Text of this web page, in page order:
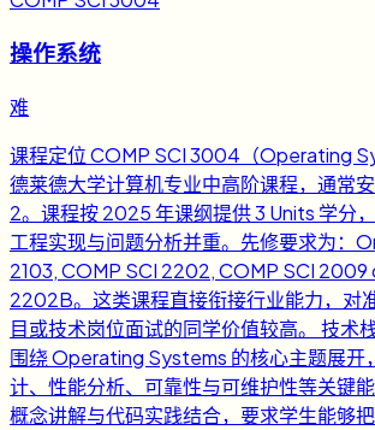
操作系统
难
课程定位 COMP SCI 3004（Operating
德莱德大学计算机专业中高阶课程，通常
2。课程按 2025 年课纲提供 3 Units 学分，
工程实现与问题分析并重。先修要求为：
2103, COMP SCI 2202, COMP SCI 2009
2202B。这类课程直接衔接行业能力，对
目或技术岗位面试的同学价值较高。 技术
围绕 Operating Systems 的核心主题展开
计、性能分析、可靠性与可维护性等关键
概念讲解与代码实践结合，要求学生能够